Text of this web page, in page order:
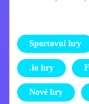
Sportovní hry
.io hry
Nové hry